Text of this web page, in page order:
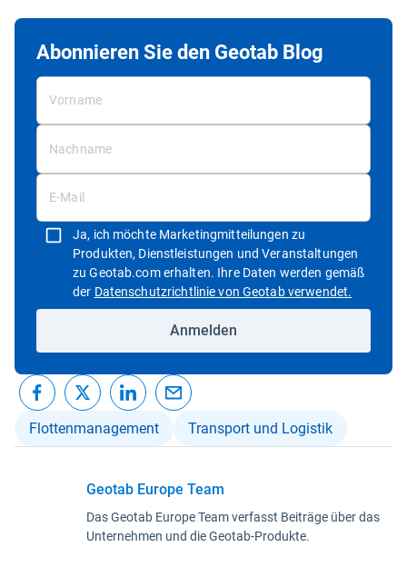
Abonnieren Sie den Geotab Blog
Ja, ich möchte Marketingmitteilungen zu
Produkten, Dienstleistungen und Veranstaltungen
zu Geotab.com erhalten. Ihre Daten werden gemäß
der Datenschutzrichtlinie von Geotab verwendet.
Anmelden
Flottenmanagement Transport und Logistik
Geotab Europe Team
Das Geotab Europe Team verfasst Beiträge über das
Unternehmen und die Geotab-Produkte.